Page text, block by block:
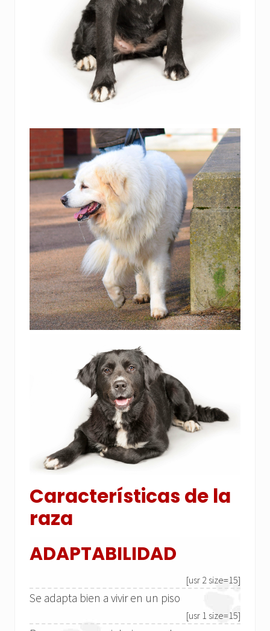
Características de la
raza
ADAPTABILIDAD
[usr 2 size=15]
Se adapta bien a vivir en un piso
[usr 1 size=15]